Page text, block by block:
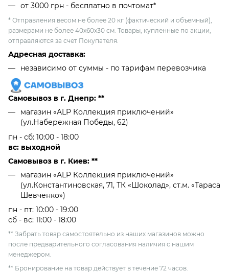
от 3000 грн - бесплатно в почтомат*
* Отправления весом не более 20 кг (фактический и объемный),
размерами не более 40х60х30 см. Товары, купленные по акции,
отправляются за счет Покупателя.
Адресная доставка:
независимо от cуммы - по тарифам перевозчика
Самовывоз в г. Днепр: **
магазин «ALP Коллекция приключений»
(ул.Набережная Победы, 62)
пн - сб: 10:00 - 18:00
вс: выходной
Самовывоз в г. Киев: **
магазин «ALP Коллекция приключений»
(ул.Константиновская, 71, ТК «Шоколад», ст.м. «Тараса
Шевченко»)
пн - пт: 10:00 - 19:00
сб - вс: 11:00 - 18:00
** Забрать товар самостоятельно из наших магазинов можно
после предварительного согласования наличия с нашим
менеджером.
** Бронирование на товар действует в течение 72 часов.